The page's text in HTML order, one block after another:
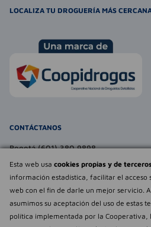
Esta web usa cookies propias y de
información estadística, facilitar el acceso
web con el fin de darle un mejor servicio.
asumimos su aceptación del uso de estas
política implementada por la Cooperativa,
Déjanos tu
opinión
LOCALIZA TU DROGUERÍA MÁS
CONTÁCTANOS
Bogotá (601) 380 9898
atencionalcliente@farmaexpress.com
TE PUEDE INTERESAR
NOSOTROS